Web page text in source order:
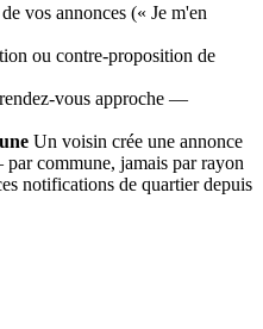
vos annonces (« Je m'en
ou contre-proposition de
vous approche —
Un voisin crée une annonce
commune, jamais par rayon
notifications de quartier depuis